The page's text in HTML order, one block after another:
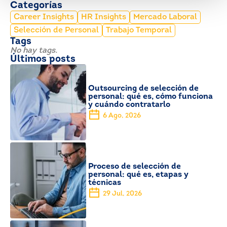
Categorías
Career Insights HR Insights
Mercado Laboral
Selección de Personal
Trabajo Temporal
Tags
No hay tags.
Últimos posts
Outsourcing de selección de
personal: qué es, cómo funciona
y cuándo contratarlo
6 Ago, 2026
Proceso de selección de
personal: qué es, etapas y
técnicas
29 Jul, 2026